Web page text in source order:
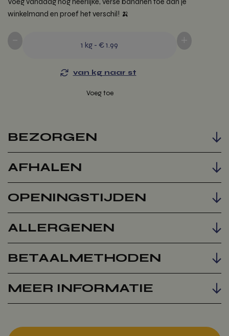
winkelmand en proef het verschil! 🍌
- 1 kg - € 1.99 +
van kg naar st
BEZORGEN
AFHALEN
OPENINGSTIJDEN
ALLERGENEN
BETAALMETHODEN
MEER INFORMATIE